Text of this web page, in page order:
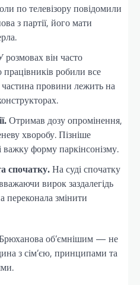
по телевізору повідомили
з партії, його мати
розмовах він часто
робили все
провини лежить на
Отримав дозу опромінення,
хворобу. Пізніше
важку форму паркінсонізму.
спочатку.На суді спочатку
вирок заздалегідь
переконала змінити
Брюханова об’ємнішим — не
з сім’єю, принципами та